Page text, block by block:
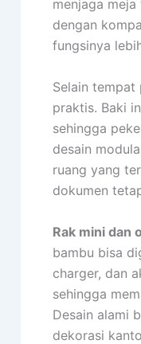
menjaga
dengan
fungsinya
Selain tempat
praktis. Baki
sehingga
desain
ruang yang
dokumen
Rak mini dan
bambu bisa
charger, dan
sehingga
Desain alami
dekorasi